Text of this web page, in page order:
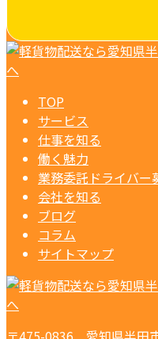
TOP
サービス
仕事を知る
働く魅力
業務委託ドライバー
会社を知る
ブログ
コラム
サイトマップ